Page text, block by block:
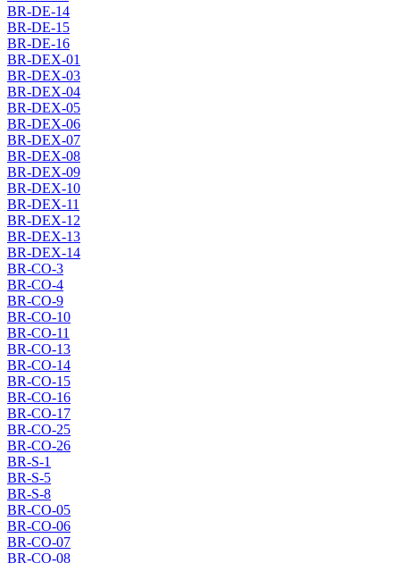
BR-DE-14
BR-DE-15
BR-DE-16
BR-DEX-01
BR-DEX-03
BR-DEX-04
BR-DEX-05
BR-DEX-06
BR-DEX-07
BR-DEX-08
BR-DEX-09
BR-DEX-10
BR-DEX-11
BR-DEX-12
BR-DEX-13
BR-DEX-14
BR-CO-3
BR-CO-4
BR-CO-9
BR-CO-10
BR-CO-11
BR-CO-13
BR-CO-14
BR-CO-15
BR-CO-16
BR-CO-17
BR-CO-25
BR-CO-26
BR-S-1
BR-S-5
BR-S-8
BR-CO-05
BR-CO-06
BR-CO-07
BR-CO-08